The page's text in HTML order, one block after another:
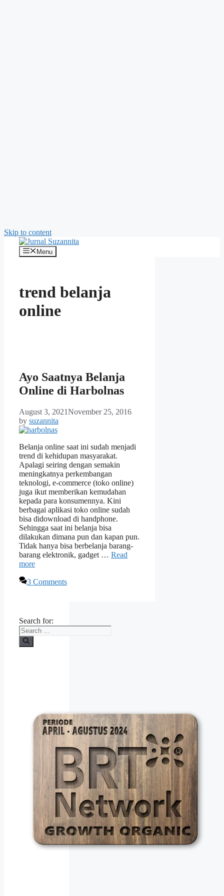
Skip to content
Menu
trend belanja
online
Ayo Saatnya Belanja
Online di Harbolnas
August 3, 2021November 25, 2016
by suzannita
Belanja online saat ini sudah menjadi
trend di kehidupan masyarakat.
Apalagi seiring dengan semakin
meningkatnya perkembangan
teknologi, e-commerce (toko online)
juga ikut memberikan kemudahan
kepada para konsumennya. Kini
berbagai aplikasi toko online sudah
bisa didownload di handphone.
Sehingga saat ini belanja bisa
dilakukan dimana pun dan kapan pun.
Tidak hanya bisa berbelanja barang-
barang elektronik, gadget … Read
more
3 Comments
Search for: